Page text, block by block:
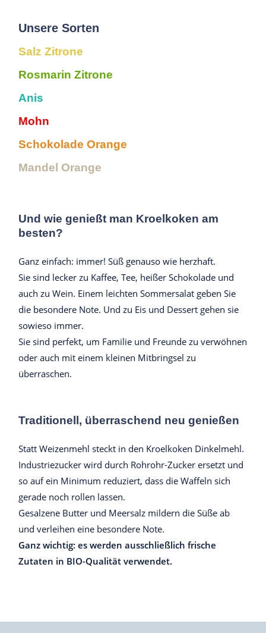
Unsere Sorten
Salz Zitrone
Rosmarin Zitrone
Anis
Mohn
Schokolade Orange
Mandel Orange
Und wie genießt man Kroelkoken am
besten?
Ganz einfach: immer! Süß genauso wie herzhaft.
Sie sind lecker zu Kaffee, Tee, heißer Schokolade und
auch zu Wein. Einem leichten Sommersalat geben Sie
die besondere Note. Und zu Eis und Dessert gehen sie
sowieso immer.
Sie sind perfekt, um Familie und Freunde zu verwöhnen
oder auch mit einem kleinen Mitbringsel zu
überraschen.
Traditionell, überraschend neu genießen
Statt Weizenmehl steckt in den Kroelkoken Dinkelmehl.
Industriezucker wird durch Rohrohr-Zucker ersetzt und
so auf ein Minimum reduziert, dass die Waffeln sich
gerade noch rollen lassen.
Gesalzene Butter und Meersalz mildern die Süße ab
und verleihen eine besondere Note.
Ganz wichtig: es werden ausschließlich frische
Zutaten in BIO-Qualität verwendet.